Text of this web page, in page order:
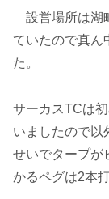
設営場所は湖
ていたので真ん
た。
サーカスTCは
いましたので以
せいでタープが
かるペグは2本